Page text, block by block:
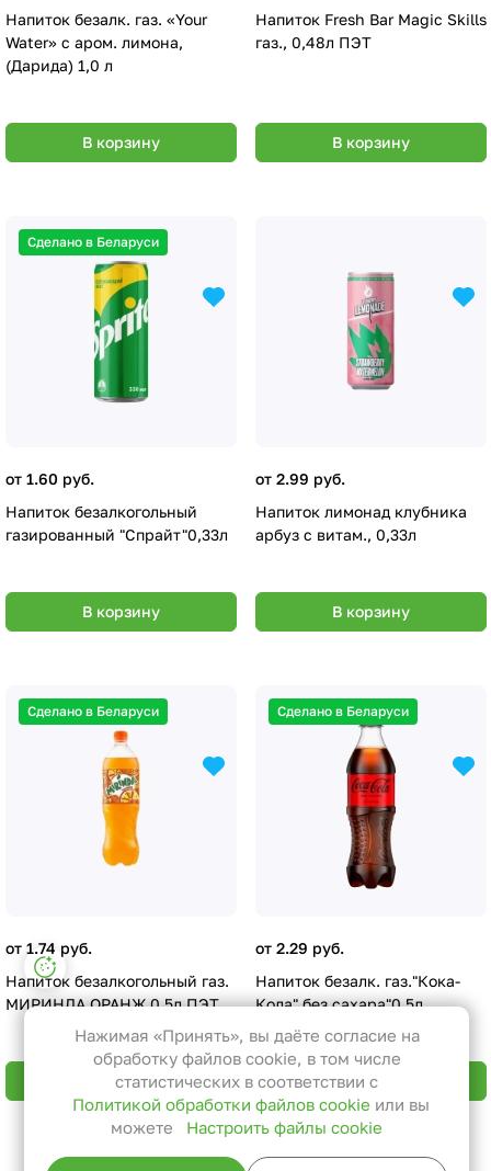
Напиток безалк. газ. «Your
Water» с аром. лимона,
(Дарида) 1,0 л
В корзину
Напиток Fresh Bar Magic Skills
газ., 0,48л ПЭТ
В корзину
Сделано в Беларуси
от 1.60 руб.
Напиток безалкогольный
газированный "Спрайт"0,33л
В корзину
от 2.99 руб.
Напиток лимонад клубника
арбуз с витам., 0,33л
В корзину
Сделано в Беларуси
от 1.74 руб.
Напиток безалкогольный газ.
МИРИНДА ОРАНЖ 0,5л ПЭТ
В корзину
Сделано в Беларуси
от 2.29 руб.
Напиток безалк. газ."Кока-
Кола" без сахара"0,5л
В корзину
Назад к списку
Настройки файлов cookie
Функциональные
Эти файлы необходимы для
функционирования сайта и не
могут быть отключены в наших
системах. Вы можете настроить
браузер так, чтобы он блокировал
их или уведомлял вас об их
Нажимая «Принять», вы даёте согласие на
обработку файлов cookie, в том числе
статистических в соответствии с
Политикой обработки файлов cookie или вы
можете
Настроить файлы cookie